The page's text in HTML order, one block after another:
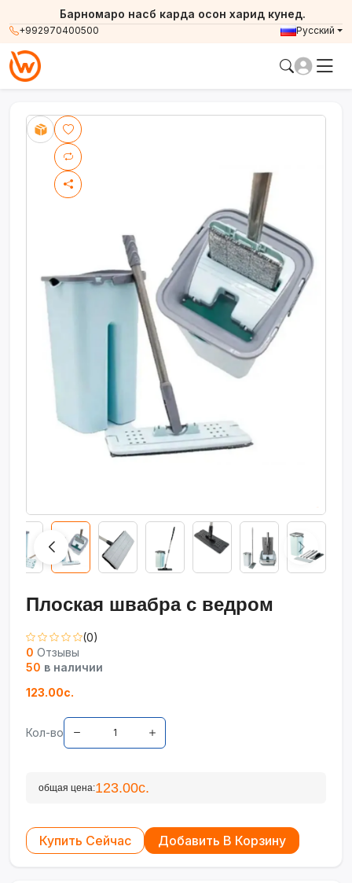
+992970400500
Барномаро насб карда осон харид кунед.
Русский
Плоская швабра с ведром
(0)
0 Отзывы
50 в наличии
123.00с.
Кол-во
общая цена:123.00с.
Купить Сейчас Добавить В Корзину